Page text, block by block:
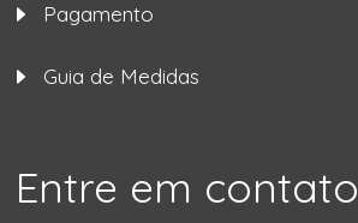
Pagamento
Guia de Medidas
Entre em contato